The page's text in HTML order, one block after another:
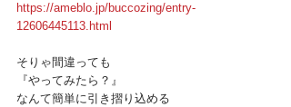
https://ameblo.jp/buccozing/entry-
12606445113.html
そりゃ間違っても
『やってみたら？』
なんて簡単に引き摺り込める